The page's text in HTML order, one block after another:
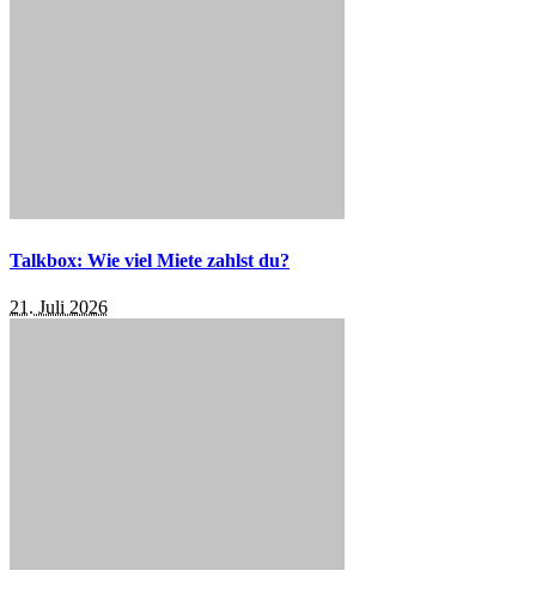
Talkbox: Wie viel Miete zahlst du?
21. Juli 2026